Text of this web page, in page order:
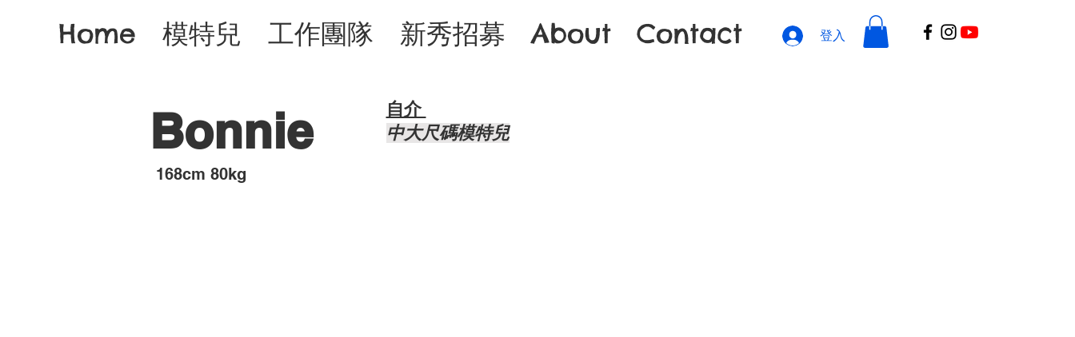
Home 模特兒 工作團隊 新秀招募 About Contact 登入
Bonnie
​168cm 80kg
自介 ​
中大尺碼模特兒